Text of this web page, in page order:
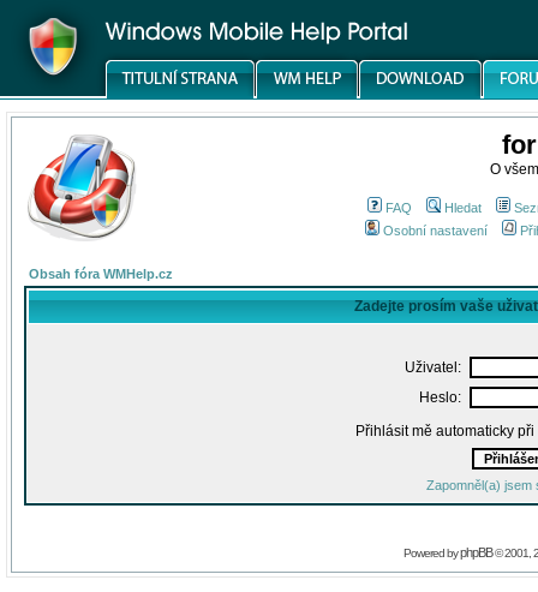
O
FAQ Hledat
Osobní nastavení
Obsah fóra WMHelp.cz
Zadejte prosím vaše
Uživatel:
Heslo:
Přihlásit mě automaticky
Zapomněl(a) jsem
Powered byphpBB© 2001,